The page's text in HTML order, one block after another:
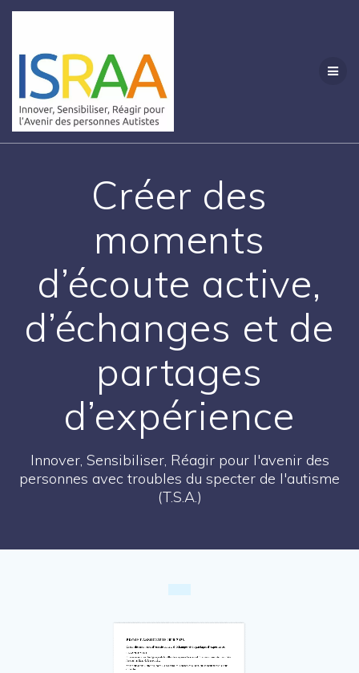
Créer des
moments
d’écoute active,
d’échanges et de
partages
d’expérience
Innover, Sensibiliser, Réagir pour l'avenir des
personnes avec troubles du specter de l'autisme
(T.S.A.)